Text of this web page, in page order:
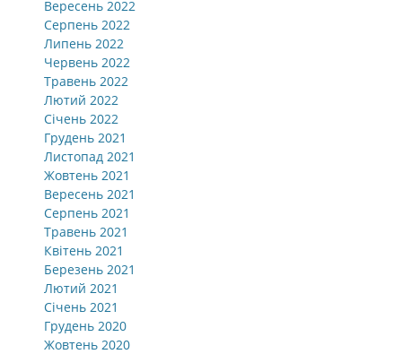
Вересень 2022
Серпень 2022
Липень 2022
Червень 2022
Травень 2022
Лютий 2022
Січень 2022
Грудень 2021
Листопад 2021
Жовтень 2021
Вересень 2021
Серпень 2021
Травень 2021
Квітень 2021
Березень 2021
Лютий 2021
Січень 2021
Грудень 2020
Жовтень 2020